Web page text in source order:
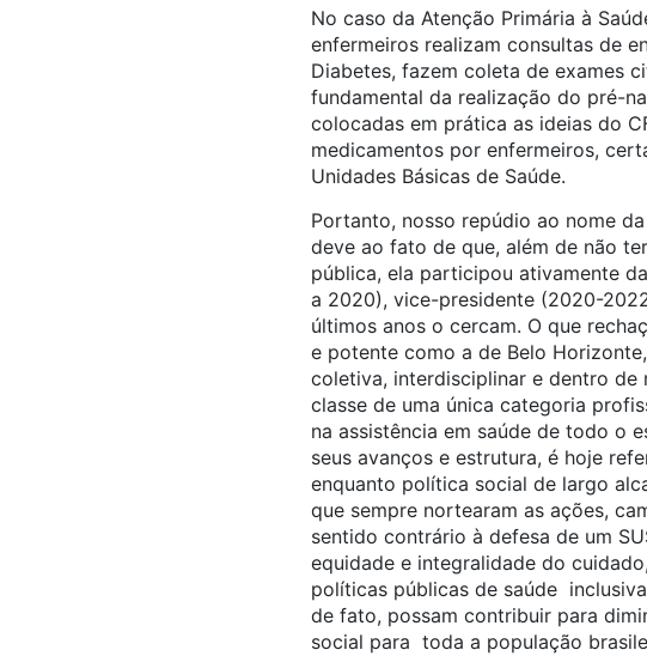
No caso da Atenção Primária à
enfermeiros realizam consultas de
Diabetes, fazem coleta de exames
fundamental da realização do pré-
colocadas em prática as ideias do
medicamentos por enfermeiros,
Unidades Básicas de Saúde.
Portanto, nosso repúdio ao nome
deve ao fato de que, além de não
pública, ela participou ativamente
a 2020), vice-presidente (2020-
últimos anos o cercam. O que
e potente como a de Belo
coletiva, interdisciplinar e dentro
classe de uma única categoria
na assistência em saúde de todo o
seus avanços e estrutura, é hoje
enquanto política social de largo
que sempre nortearam as ações,
sentido contrário à defesa de um
equidade e integralidade do
políticas públicas de saúde
de fato, possam contribuir para
social para toda a população